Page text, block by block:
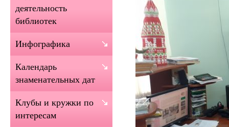
деятельность
библиотек
Инфографика
Календарь
знаменательных дат
Клубы и кружки по
интересам